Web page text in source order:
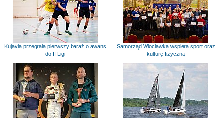
Kujavia przegrała pierwszy baraż o awans
do II Ligi
Samorząd Włocławka wspiera sport oraz
kulturę fizyczną